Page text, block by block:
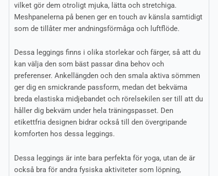
vilket gör dem otroligt mjuka, lätta och stretchiga.
Meshpanelerna på benen ger en touch av känsla samtidigt
som de tillåter mer andningsförmåga och luftflöde.
Dessa leggings finns i olika storlekar och färger, så att du
kan välja den som bäst passar dina behov och
preferenser. Ankellängden och den smala aktiva sömmen
ger dig en smickrande passform, medan det bekväma
breda elastiska midjebandet och rörelsekilen ser till att du
håller dig bekväm under hela träningspasset. Den
etikettfria designen bidrar också till den övergripande
komforten hos dessa leggings.
Dessa leggings är inte bara perfekta för yoga, utan de är
också bra för andra fysiska aktiviteter som löpning,